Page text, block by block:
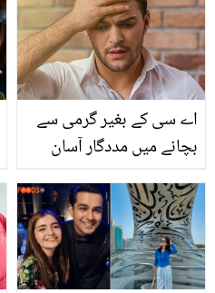
اے سی کے بغیر گرمی سے
بچانے میں مددگار آسان